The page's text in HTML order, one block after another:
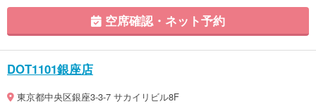
空席確認・ネット予約
DOT1101銀座店
東京都中央区銀座3-3-7 サカイリビル8F